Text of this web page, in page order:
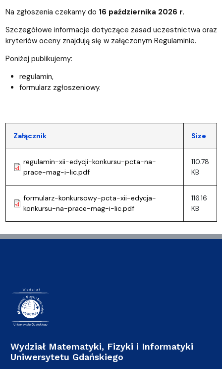
Na zgłoszenia czekamy do 16 października 2026 r.
Szczegółowe informacje dotyczące zasad uczestnictwa oraz
kryteriów oceny znajdują się w załączonym Regulaminie.
Poniżej publikujemy:
regulamin,
formularz zgłoszeniowy.
Załącznik Size
regulamin-xii-edycji-konkursu-pcta-na-
prace-mag-i-lic.pdf
110.78
KB
formularz-konkursowy-pcta-xii-edycja-
konkursu-na-prace-mag-i-lic.pdf
116.16
KB
Wydział Matematyki, Fizyki i Informatyki
Uniwersytetu Gdańskiego